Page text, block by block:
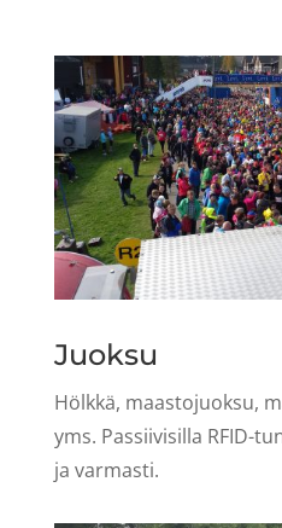
Juoksu
Hölkkä, maastojuoksu,
yms. Passiivisilla RFID-
ja varmasti.